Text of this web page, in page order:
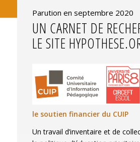
Parution en septembre 2020
UN CARNET DE
LE SITE
le soutien financier du CUIP
Un travail d’inventaire et de